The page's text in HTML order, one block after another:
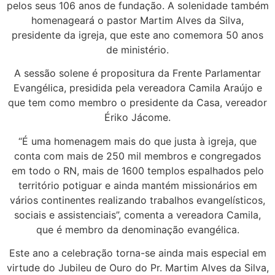
pelos seus 106 anos de fundação. A solenidade também
homenageará o pastor Martim Alves da Silva,
presidente da igreja, que este ano comemora 50 anos
de ministério.
A sessão solene é propositura da Frente Parlamentar
Evangélica, presidida pela vereadora Camila Araújo e
que tem como membro o presidente da Casa, vereador
Ériko Jácome.
“É uma homenagem mais do que justa à igreja, que
conta com mais de 250 mil membros e congregados
em todo o RN, mais de 1600 templos espalhados pelo
território potiguar e ainda mantém missionários em
vários continentes realizando trabalhos evangelísticos,
sociais e assistenciais”, comenta a vereadora Camila,
que é membro da denominação evangélica.
Este ano a celebração torna-se ainda mais especial em
virtude do Jubileu de Ouro do Pr. Martim Alves da Silva,